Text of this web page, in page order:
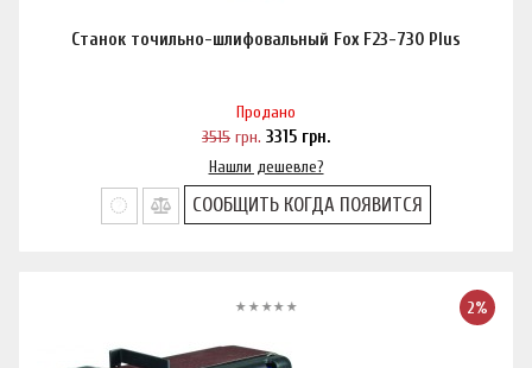
Станок точильно-шлифовальный Fox F23-730 Plus
Продано
3515 грн. 3315 грн.
Нашли дешевле?
СООБЩИТЬ КОГДА ПОЯВИТСЯ
2%